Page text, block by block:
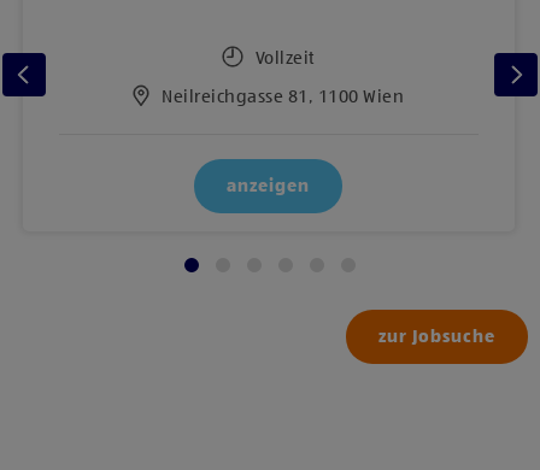
Vollzeit
Neilreichgasse 81, 1100 Wien
anzeigen
zur Jobsuche